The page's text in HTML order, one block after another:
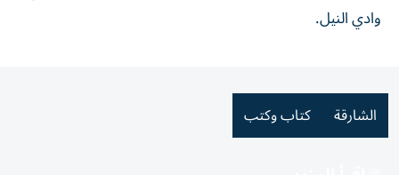
وادي النيل.
الشارقة كتاب وكتب